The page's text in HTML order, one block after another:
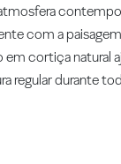
com a
em cortiça natural
regular durante